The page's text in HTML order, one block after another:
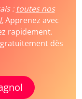
: toutes nos
Apprenez avec
rapidement.
dès